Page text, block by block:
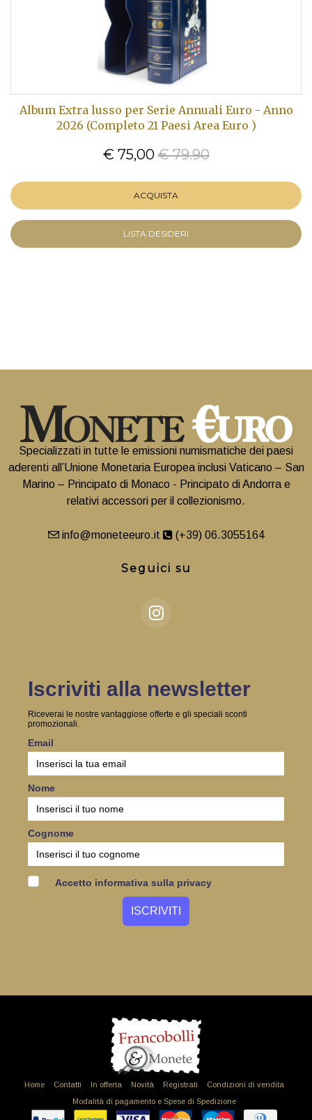
Album Extra lusso per Serie Annuali Euro - Anno
2026 (Completo 21 Paesi Area Euro )
€ 75,00 € 79.90
ACQUISTA
LISTA DESIDERI
Specializzati in tutte le emissioni numismatiche dei paesi
aderenti all’Unione Monetaria Europea inclusi Vaticano – San
Marino – Principato di Monaco - Principato di Andorra e
relativi accessori per il collezionismo.
info@moneteeuro.it (+39) 06.3055164
Seguici su
Iscriviti alla newsletter
Riceverai le nostre vantaggiose offerte e gli speciali sconti
promozionali.
Email
Nome
Cognome
Accetto informativa sulla privacy
Home Contatti In offerta Novità Registrati
Condizioni di vendita
Modalità di pagamento e Spese di Spedizione